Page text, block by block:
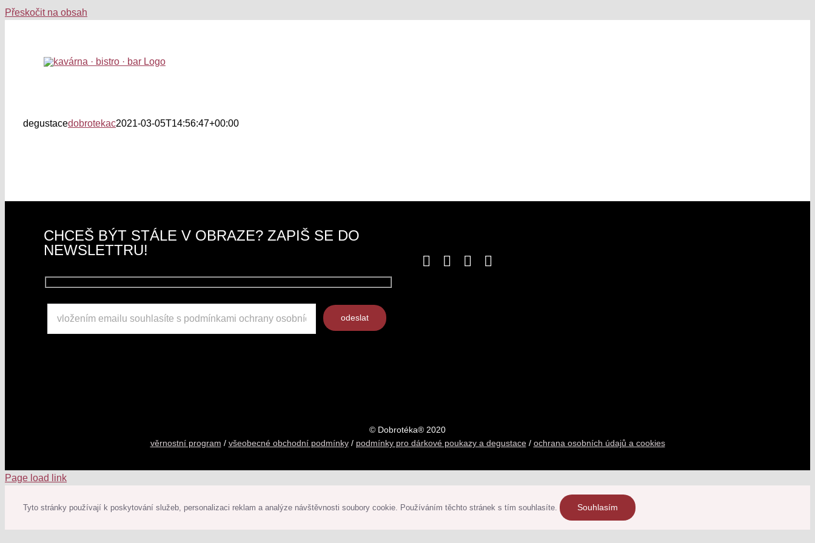
Přeskočit na obsah
degustacedobrotekac2021-03-05T14:56:47+00:00
CHCEŠ BÝT STÁLE V OBRAZE? ZAPIŠ SE DO
NEWSLETTRU!
© Dobrotéka® 2020
věrnostní program / všeobecné obchodní podmínky/ podmínky pro dárkové poukazy a degustace/ ochrana osobních údajů a cookies
Page load link
Tyto stránky používají k poskytování služeb, personalizaci reklam a analýze návštěvnosti soubory cookie. Používáním těchto stránek s tím souhlasíte. Souhlasím